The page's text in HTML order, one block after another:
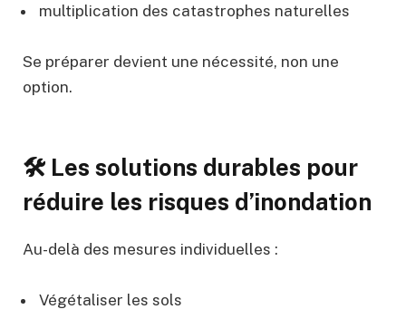
multiplication des catastrophes naturelles
Se préparer devient une nécessité, non une
option.
🛠️ Les solutions durables pour
réduire les risques d’inondation
Au-delà des mesures individuelles :
Végétaliser les sols